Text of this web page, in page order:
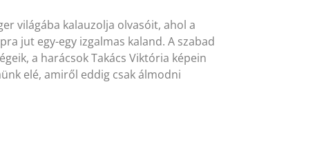
világába kalauzolja olvasóit, ahol a
jut egy-egy izgalmas kaland. A szabad
a harácsok Takács Viktória képein
elé, amiről eddig csak álmodni